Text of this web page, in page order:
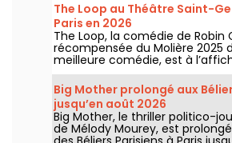
The Loop au Théâtre Saint-
Paris en 2026
The Loop, la comédie de Robin
récompensée du Molière 2025
meilleure comédie, est à
Théâtre Saint-Georges à Paris
novembre 2026.
Big Mother prolongé aux
jusqu’en août 2026
Big Mother, le thriller politico-
de Mélody Mourey, est